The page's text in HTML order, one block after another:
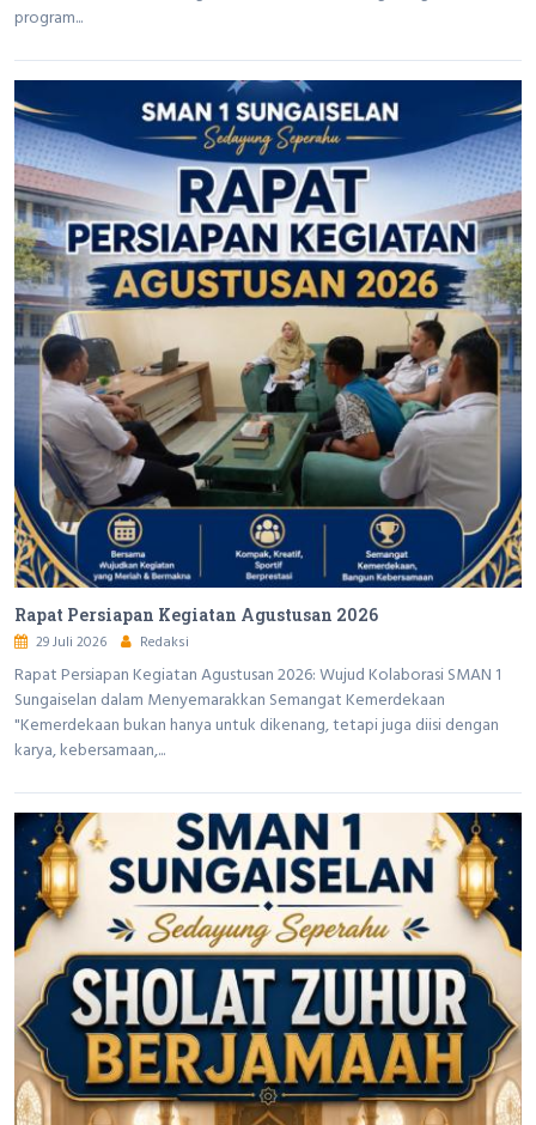
program...
Rapat Persiapan Kegiatan Agustusan 2026
29 Juli 2026 Redaksi
Rapat Persiapan Kegiatan Agustusan 2026: Wujud Kolaborasi SMAN 1
Sungaiselan dalam Menyemarakkan Semangat Kemerdekaan
"Kemerdekaan bukan hanya untuk dikenang, tetapi juga diisi dengan
karya, kebersamaan,...